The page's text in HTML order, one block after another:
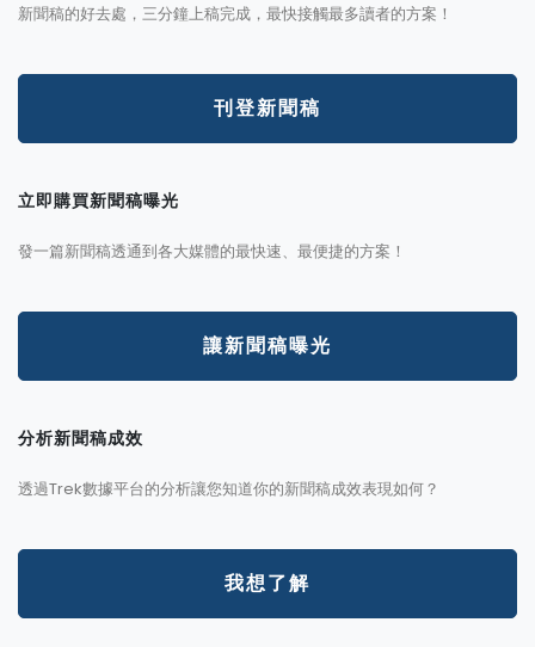
新聞稿的好去處，三分鐘上稿完成，最快接觸最多讀者的方案！
刊登新聞稿
立即購買新聞稿曝光
發一篇新聞稿透通到各大媒體的最快速、最便捷的方案！
讓新聞稿曝光
分析新聞稿成效
透過Trek數據平台的分析讓您知道你的新聞稿成效表現如何？
我想了解